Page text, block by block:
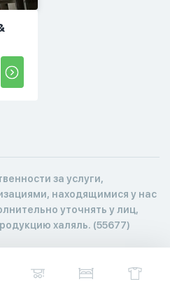
за услуги,
находящимися у нас
уточнять у лиц,
халяль. (55677)